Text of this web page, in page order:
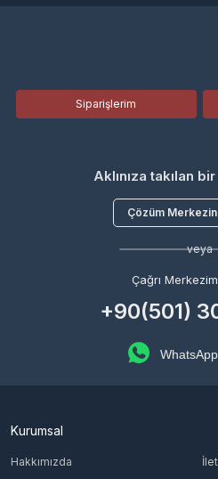
Siparişlerim
Aklınıza takılan
Çözüm
veya
Çağrı
+90(501)
Kurumsal
Hakkımızda